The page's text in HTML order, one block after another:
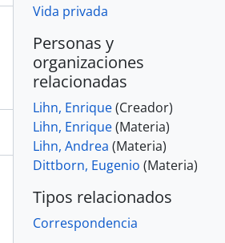
Vida privada
Personas y
organizaciones
relacionadas
Lihn, Enrique(Creador)
Lihn, Enrique(Materia)
Lihn, Andrea (Materia)
Dittborn, Eugenio (Materia)
Tipos relacionados
Correspondencia